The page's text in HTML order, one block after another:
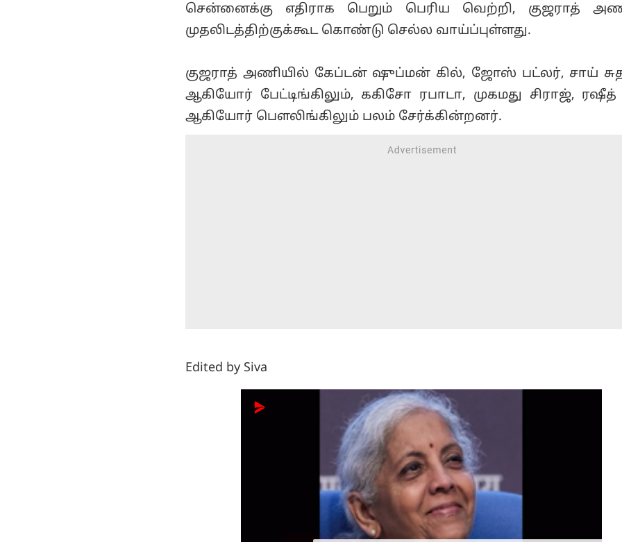
சென்னைக்கு எதிராக பெறும் பெரிய வெற்றி, குஜராத்
முதலிடத்திற்குக்கூட கொண்டு செல்ல வாய்ப்புள்ளது.
குஜராத் அணியில் கேப்டன் ஷுப்மன் கில், ஜோஸ் பட்லர், சாய்
ஆகியோர் பேட்டிங்கிலும், ககிசோ ரபாடா, முகமது சிராஜ்,
ஆகியோர் பௌலிங்கிலும் பலம் சேர்க்கின்றனர்.
Edited by Siva